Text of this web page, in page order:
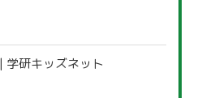
学研キッズネット